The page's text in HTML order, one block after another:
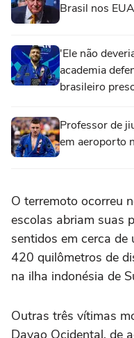
Brasil nos EUA
'Ele não
academia
brasileiro
Professor de
em aeroporto
O terremoto ocorreu
escolas abriam suas
sentidos em cerca de
420 quilômetros de
na ilha indonésia de
Outras três vítimas
Davao Ocidental, de